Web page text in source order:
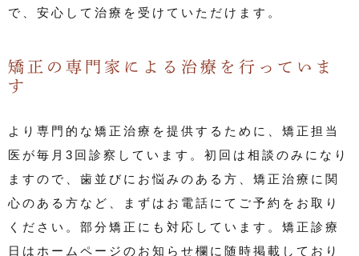
で、安心して治療を受けていただけます。
矯正の専門家による治療を行っていま
す
より専門的な矯正治療を提供するために、矯正担当
医が毎月3回診察しています。初回は相談のみになり
ますので、歯並びにお悩みのある方、矯正治療に関
心のある方など、まずはお電話にてご予約をお取り
ください。部分矯正にも対応しています。矯正診療
日はホームページのお知らせ欄に随時掲載しており